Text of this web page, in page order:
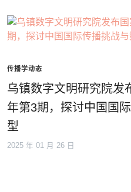
传播学动态
乌镇数字文明研究院发
年第3期，探讨中国国
型
2025 年 01 月 26 日